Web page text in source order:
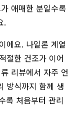
애매한 분일수록
.
에요. 나일론 계열
절한 건조가 이어
리뷰에서 자주 언
방식까지 함께 생
록 처음부터 관리